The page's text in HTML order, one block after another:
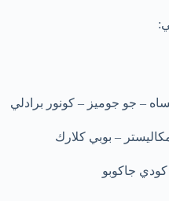
– جو جوميز – كونور برادلي
– بوبي كلارك
كودي جاكوبو